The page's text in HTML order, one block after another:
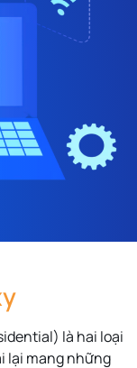
là hai loại
lại mang những